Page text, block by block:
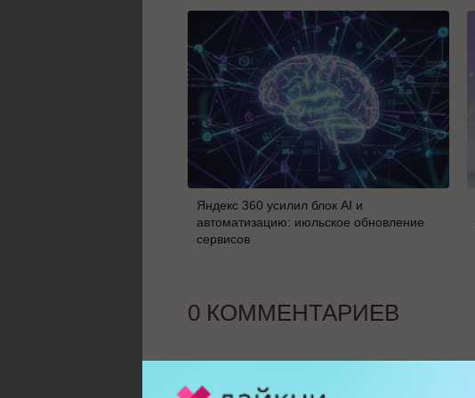
Яндекс 360 усилил блок AI и
автоматизацию: июльское обновление
сервисов
0 КОММЕНТАРИЕВ